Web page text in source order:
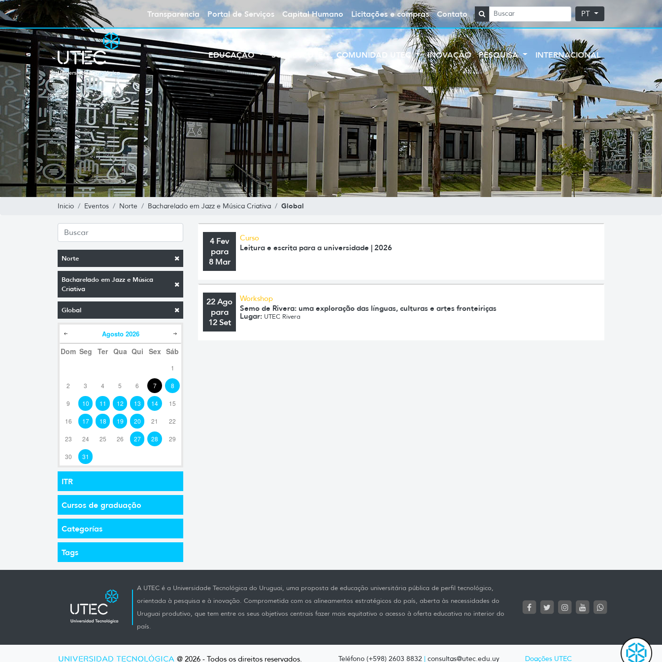
Transparencia Portal de Serviços Capital Humano Licitações e compras Contato PT
EDUCAÇÃO SOBRE A UTEC COMUNIDAD UTEC INOVAÇÃO PESQUISA INTERNACIONAL
Inicio Eventos Norte Bacharelado em Jazz e Música Criativa Global
Norte
Bacharelado em Jazz e Música
Criativa
Global
Agosto 2026
Dom Seg Ter Qua Qui Sex Sáb
1
2 3 4 5 6 7 8
9 10 11 12 13 14 15
16 17 18 19 20 21 22
23 24 25 26 27 28 29
30 31
ITR
Cursos de graduação
Categorías
Tags
4 Fev
para
8 Mar
Curso
Leitura e escrita para a universidade | 2026
22 Ago
para
12 Set
Workshop
Semo de Rivera: uma exploração das línguas, culturas e artes fronteiriças
Lugar: UTEC Rivera
A UTEC é a Universidade Tecnológica do Uruguai, uma proposta de educação universitária pública de perfil tecnológico,
orientada à pesquisa e à inovação. Comprometida com os alineamentos estratégicos do país, aberta às necessidades do
Uruguai produtivo, que tem entre os seus objetivos centrais fazer mais equitativo o acesso à oferta educativa no interior do
país.
UNIVERSIDAD TECNOLÓGICA @ 2026 - Todos os direitos reservados. Teléfono (+598) 2603 8832 | consultas@utec.edu.uy Doações UTEC